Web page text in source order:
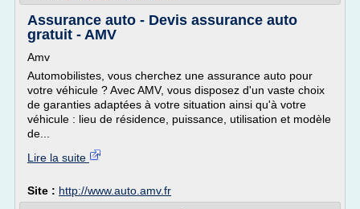
Assurance auto - Devis assurance auto
gratuit - AMV
Amv
Automobilistes, vous cherchez une assurance auto pour
votre véhicule ? Avec AMV, vous disposez d'un vaste choix
de garanties adaptées à votre situation ainsi qu'à votre
véhicule : lieu de résidence, puissance, utilisation et modèle
de...
Lire la suite
Site : http://www.auto.amv.fr